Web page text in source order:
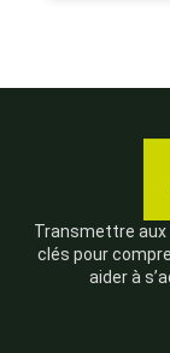
Transmettre
clés pour
aider à